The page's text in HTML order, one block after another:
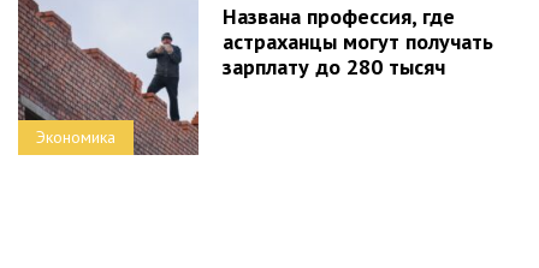
Экономика
Названа профессия, где
астраханцы могут получать
зарплату до 280 тысяч